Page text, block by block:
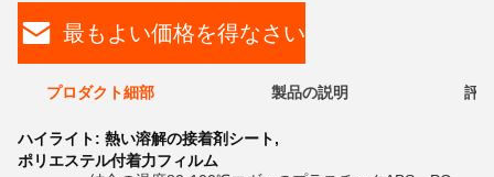
最もよい価格を得なさい
プロダクト細部 製品の説明 評
ハイライト: 熱い溶解の接着剤シート,
ポリエステル付着力フィルム